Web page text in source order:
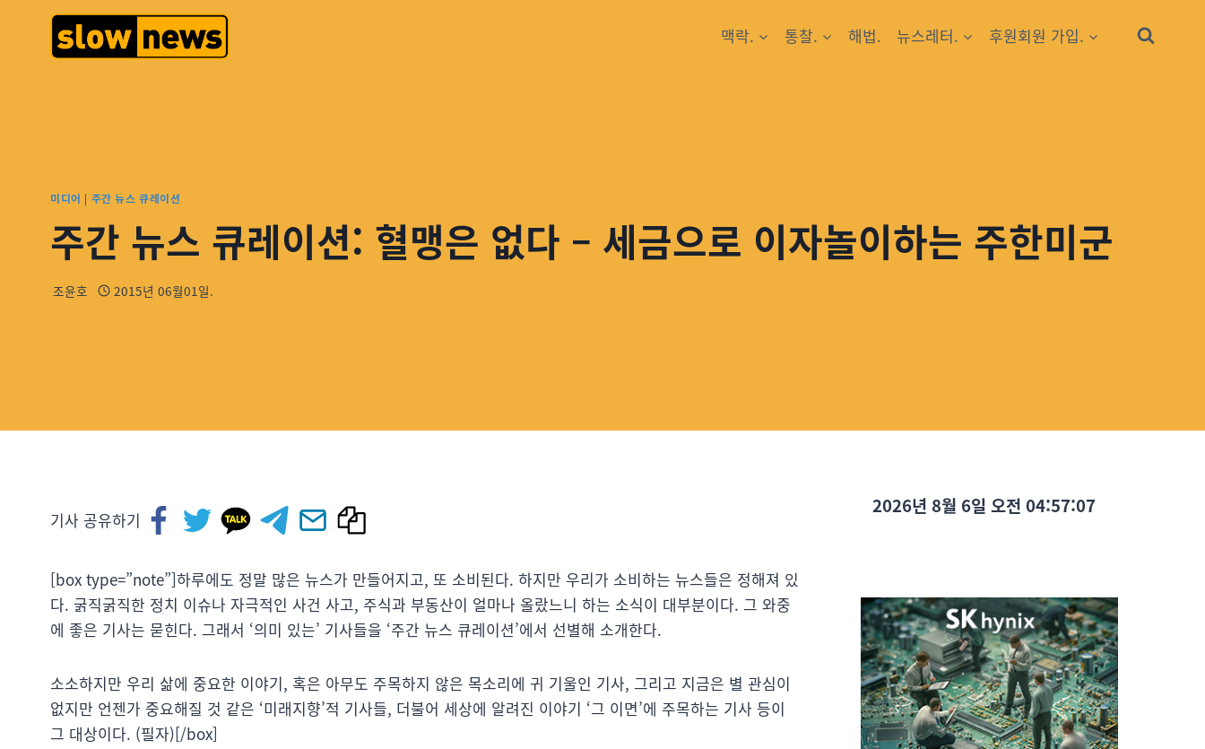
맥락. 통찰. 해법. 뉴스레터. 후원회원 가입.
미디어 | 주간 뉴스 큐레이션
주간 뉴스 큐레이션: 혈맹은 없다 – 세금으로 이자놀이하는 주한미군
조윤호 2015년 06월01일.
기사 공유하기
[box type=”note”]하루에도 정말 많은 뉴스가 만들어지고, 또 소비된다. 하지만 우리가 소비하는 뉴스들은 정해져 있
다. 굵직굵직한 정치 이슈나 자극적인 사건 사고, 주식과 부동산이 얼마나 올랐느니 하는 소식이 대부분이다. 그 와중
에 좋은 기사는 묻힌다. 그래서 ‘의미 있는’ 기사들을 ‘주간 뉴스 큐레이션’에서 선별해 소개한다.
소소하지만 우리 삶에 중요한 이야기, 혹은 아무도 주목하지 않은 목소리에 귀 기울인 기사, 그리고 지금은 별 관심이
없지만 언젠가 중요해질 것 같은 ‘미래지향’적 기사들, 더불어 세상에 알려진 이야기 ‘그 이면’에 주목하는 기사 등이
그 대상이다. (필자)[/box]
2026년 8월 6일 오전 04:57:08